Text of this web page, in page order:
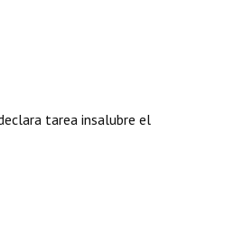
tarea insalubre el